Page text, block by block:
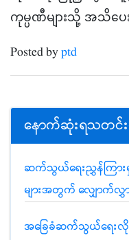
ကုမ္ပဏီများသို့ အသိပ
Posted byptd
နောက်ဆုံးရသတင်းမ
ဆက်သွယ်ရေးညွှန်ကြား
များအတွက် လျှောက်လွှာ
အခြေခံဆက်သွယ်ရေးလို